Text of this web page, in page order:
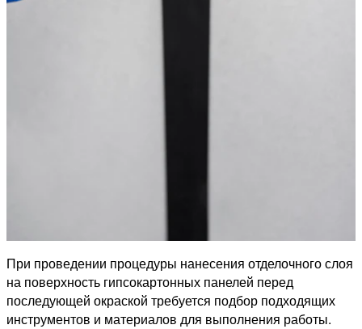
При проведении процедуры нанесения отделочного слоя
на поверхность гипсокартонных панелей перед
последующей окраской требуется подбор подходящих
инструментов и материалов для выполнения работы.